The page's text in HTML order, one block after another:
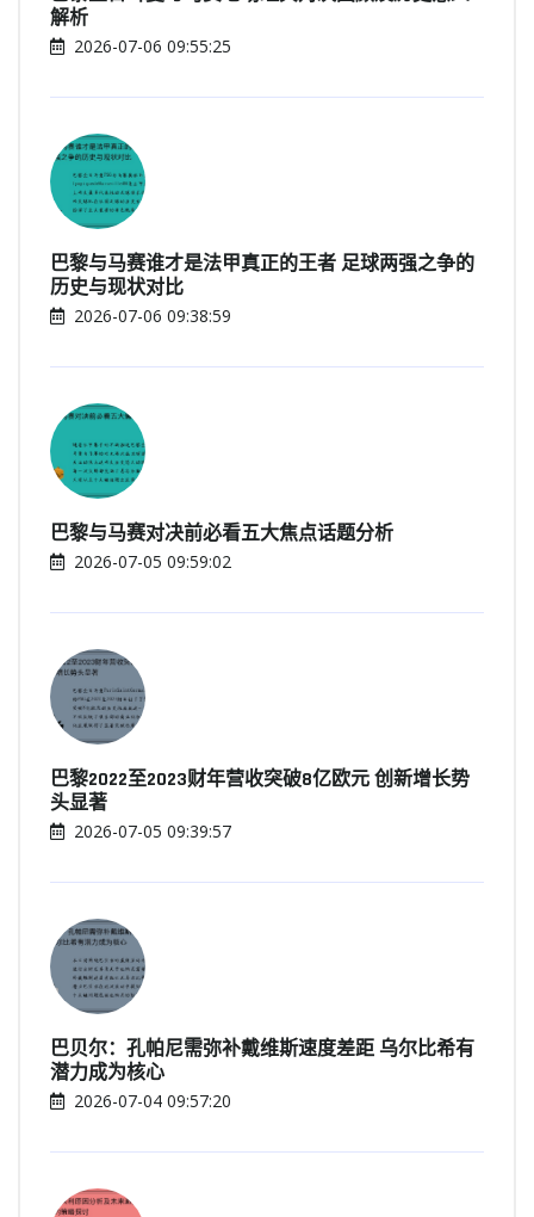
解析
2026-07-06 09:55:25
巴黎与马赛谁才是法甲真正的王者 足球两强之争的
历史与现状对比
2026-07-06 09:38:59
巴黎与马赛对决前必看五大焦点话题分析
2026-07-05 09:59:02
巴黎2022至2023财年营收突破8亿欧元 创新增长势
头显著
2026-07-05 09:39:57
巴贝尔：孔帕尼需弥补戴维斯速度差距 乌尔比希有
潜力成为核心
2026-07-04 09:57:20